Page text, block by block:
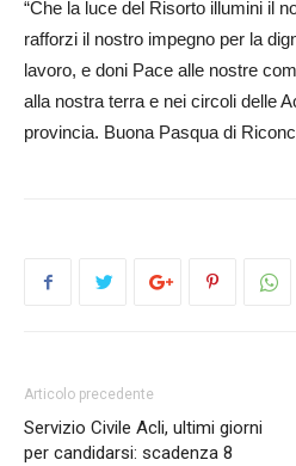
“Che la luce del Risorto illumini il
rafforzi il nostro impegno per la
lavoro, e doni Pace alle nostre
alla nostra terra e nei circoli delle
provincia. Buona Pasqua di
Articolo precedente
Servizio Civile Acli, ultimi giorni
per candidarsi: scadenza 8